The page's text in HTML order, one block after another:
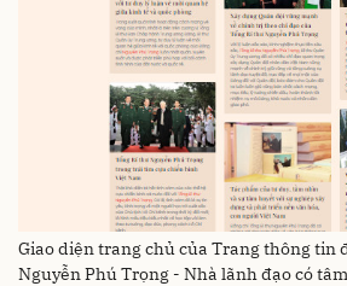
Giao diện trang chủ của Trang thông tin
Nguyễn Phú Trọng - Nhà lãnh đạo có